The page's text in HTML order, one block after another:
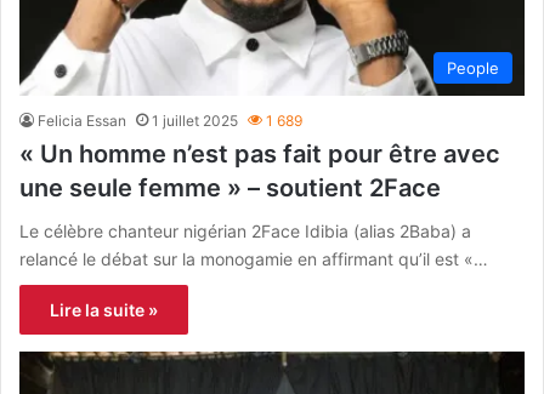
People
Felicia Essan 1 juillet 2025 1 689
« Un homme n’est pas fait pour être avec
une seule femme » – soutient 2Face
Le célèbre chanteur nigérian 2Face Idibia (alias 2Baba) a
relancé le débat sur la monogamie en affirmant qu’il est «…
Lire la suite »